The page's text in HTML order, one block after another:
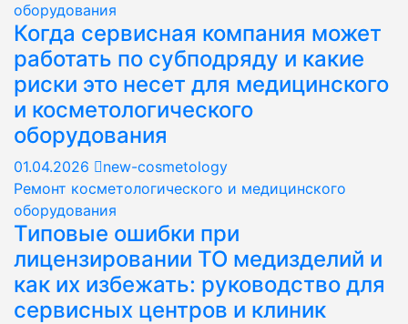
оборудования
Когда сервисная компания может
работать по субподряду и какие
риски это несет для медицинского
и косметологического
оборудования
01.04.2026
new-cosmetology
Ремонт косметологического и медицинского
оборудования
Типовые ошибки при
лицензировании ТО медизделий и
как их избежать: руководство для
сервисных центров и клиник